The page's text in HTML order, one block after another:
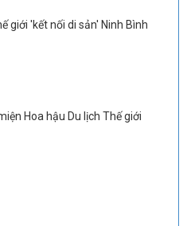
giới 'kết nối di sản' Ninh Bình
Hoa hậu Du lịch Thế giới